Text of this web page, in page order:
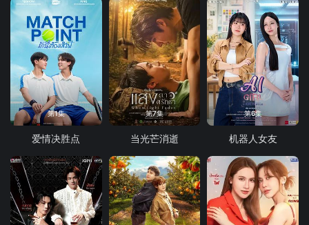
第1集
爱情决胜点
第7集
当光芒消逝
第6集
机器人女友